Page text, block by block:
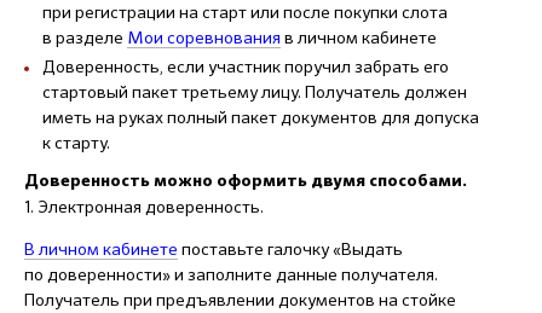
при регистрации на старт или после покупки слота
в разделе Мои соревнования в личном кабинете
Доверенность, если участник поручил забрать его
стартовый пакет третьему лицу. Получатель должен
иметь на руках полный пакет документов для допуска
к старту.
Доверенность можно оформить двумя способами.
1. Электронная доверенность.
В личном кабинете поставьте галочку «Выдать
по доверенности» и заполните данные получателя.
Получатель при предъявлении документов на стойке